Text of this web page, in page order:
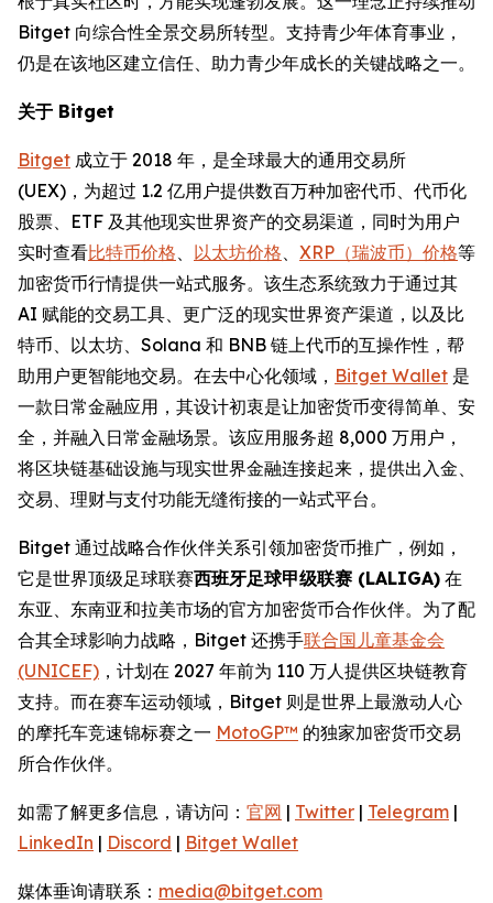
Bitget 向综合性全景交易所转型。支持青少年体育事业，
仍是在该地区建立信任、助力青少年成长的关键战略之一。
关于 Bitget
Bitget 成立于 2018 年，是全球最大的通用交易所
(UEX)，为超过 1.2 亿用户提供数百万种加密代币、代币化
股票、ETF 及其他现实世界资产的交易渠道，同时为用户
实时查看比特币价格、 以太坊价格、 XRP（瑞波币）价格等
加密货币行情提供一站式服务。该生态系统致力于通过其
AI 赋能的交易工具、更广泛的现实世界资产渠道，以及比
特币、以太坊、Solana 和 BNB 链上代币的互操作性，帮
助用户更智能地交易。在去中心化领域， Bitget Wallet 是
一款日常金融应用，其设计初衷是让加密货币变得简单、安
全，并融入日常金融场景。该应用服务超 8,000 万用户，
将区块链基础设施与现实世界金融连接起来，提供出入金、
交易、理财与支付功能无缝衔接的一站式平台。
Bitget 通过战略合作伙伴关系引领加密货币推广，例如，
它是世界顶级足球联赛西班牙足球甲级联赛 (LALIGA) 在
东亚、东南亚和拉美市场的官方加密货币合作伙伴。为了配
合其全球影响力战略，Bitget 还携手联合国儿童基金会
(UNICEF) ，计划在 2027 年前为 110 万人提供区块链教育
支持。而在赛车运动领域，Bitget 则是世界上最激动人心
的摩托车竞速锦标赛之一 MotoGP™ 的独家加密货币交易
所合作伙伴。
如需了解更多信息，请访问： 官网 | Twitter | Telegram |
LinkedIn | Discord | Bitget Wallet
媒体垂询请联系： media@bitget.com